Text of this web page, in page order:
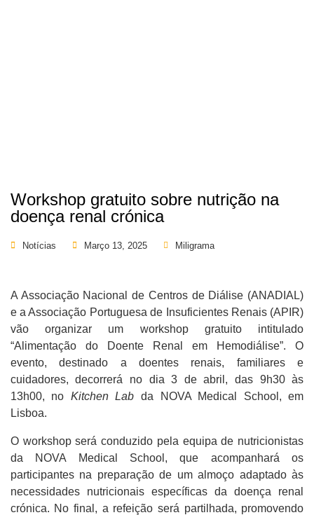
Workshop gratuito sobre nutrição na
doença renal crónica
Notícias Março 13, 2025 Miligrama
A Associação Nacional de Centros de Diálise (ANADIAL)
e a Associação Portuguesa de Insuficientes Renais (APIR)
vão organizar um workshop gratuito intitulado
“Alimentação do Doente Renal em Hemodiálise”. O
evento, destinado a doentes renais, familiares e
cuidadores, decorrerá no dia 3 de abril, das 9h30 às
13h00, no Kitchen Lab da NOVA Medical School, em
Lisboa.
O workshop será conduzido pela equipa de nutricionistas
da NOVA Medical School, que acompanhará os
participantes na preparação de um almoço adaptado às
necessidades nutricionais específicas da doença renal
crónica. No final, a refeição será partilhada, promovendo